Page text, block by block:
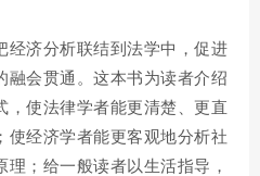
经济分析联结到法学中，促进
融会贯通。这本书为读者介绍
，使法律学者能更清楚、更直
使经济学者能更客观地分析社
；给一般读者以生活指导，